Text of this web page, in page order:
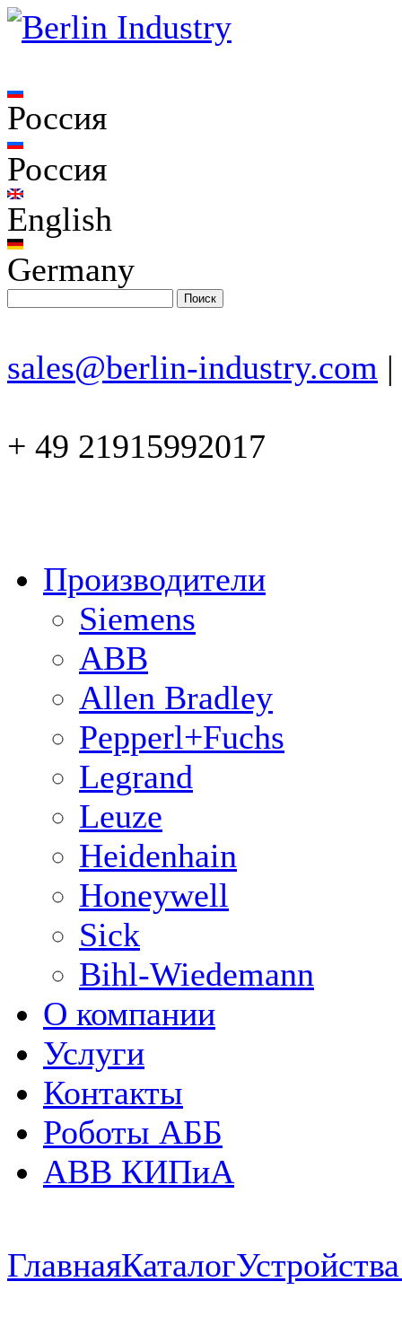
Россия
Россия
English
Germany
sales@berlin-industry.com |
+ 49 21915992017
Производители
Siemens
ABB
Allen Bradley
Pepperl+Fuchs
Legrand
Leuze
Heidenhain
Honeywell
Sick
Bihl-Wiedemann
О компании
Услуги
Контакты
Роботы АББ
ABB КИПиА
ГлавнаяКаталог